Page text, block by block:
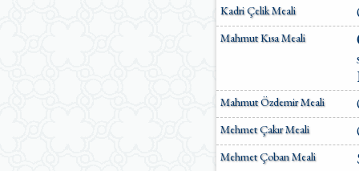
Kadri Çelik Meali
Mahmut Kısa Meali
Mahmut Özdemir Meali
Mehmet Çakır Meali
Mehmet Çoban Meali